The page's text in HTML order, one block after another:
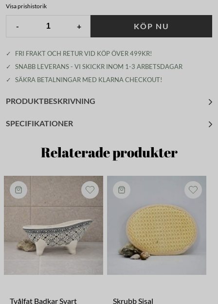
Visa prishistorik
- + KÖP NU
✓
FRI FRAKT OCH RETUR VID KÖP ÖVER 499KR!
✓
SNABB LEVERANS - VI SKICKR INOM 1-3 ARBETSDAGAR
✓
SÄKRA BETALNINGAR MED KLARNA CHECKOUT!
PRODUKTBESKRIVNING
SPECIFIKATIONER
Relaterade produkter
Tvålfat Badkar Svart Skrubb Sisal